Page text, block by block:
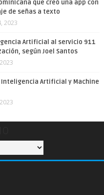
que creó una app con
de señas a texto
2023
Artificial al servicio 911
según Joel Santos
Artificial y Machine